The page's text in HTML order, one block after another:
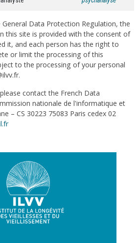
Data Protection Regulation, the
this site is provided with the consent of
it, and each person has the right to
or limit the processing of this
to the processing of your personal
contact the French Data
nationale de l'informatique et
– CS 30223 75083 Paris cedex 02